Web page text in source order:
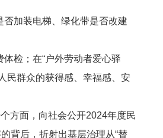
否加装电梯、绿化带是否改建
检；在“户外劳动者爱心驿
民群众的获得感、幸福感、安
个方面，向社会公开2024年度民
背后，折射出基层治理从“替